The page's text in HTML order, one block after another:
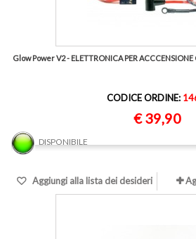
Glow Power V2 - ELETTRONICA PER
CODICE ORDINE:
€ 39,90
DISPONIBILE
Aggiungi alla lista dei desideri